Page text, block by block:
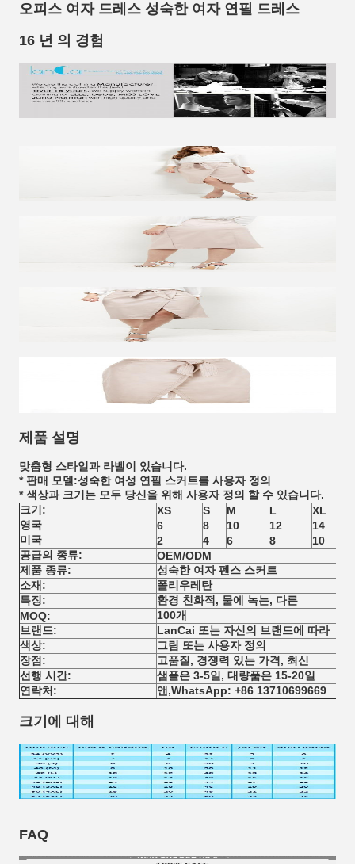
오피스 여자 드레스 성숙한 여자 연필 드레스
16 년 의 경험
제품 설명
맞춤형 스타일과 라벨이 있습니다.
* 판매 모델:성숙한 여성 연필 스커트를 사용자 정의
* 색상과 크기는 모두 당신을 위해 사용자 정의 할 수 있습니다.
크기:
XS S M L
XL
영국
6 8 10 12
14
미국
2 4 6 8
10
공급의 종류:
OEM/ODM
제품 종류:
성숙한 여자 펜스 스커트
소재:
폴리우레탄
특징:
환경 친화적, 물에 녹는, 다른
MOQ:
100개
브랜드:
LanCai 또는 자신의 브랜드에 따라
색상:
그림 또는 사용자 정의
장점:
고품질, 경쟁력 있는 가격, 최신
선행 시간:
샘플은 3-5일, 대량품은 15-20일
연락처:
앤,WhatsApp: +86 13710699669
크기에 대해
FAQ